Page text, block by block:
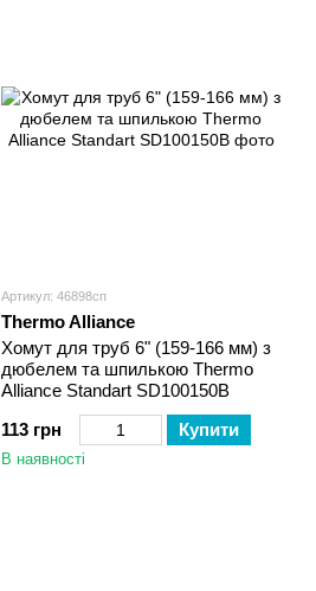
Артикул: 46898сп
Thermo Alliance
Хомут для труб 6" (159-166 мм) з
дюбелем та шпилькою Thermo
Alliance Standart SD100150B
113 грн
Купити
В наявності